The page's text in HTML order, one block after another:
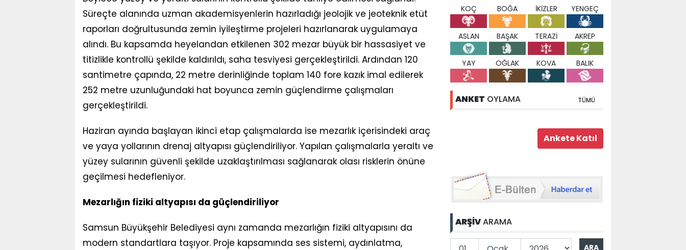
Süreçte alanında uzman akademisyenlerin hazırladığı jeolojik ve jeoteknik etüt
raporları doğrultusunda zemin iyileştirme projeleri hazırlanarak uygulamaya
alındı. Bu kapsamda heyelandan etkilenen 302 mezar büyük bir hassasiyet ve
titizlikle kontrollü şekilde kaldırıldı, saha tesviyesi gerçekleştirildi. Ardından 120
santimetre çapında, 22 metre derinliğinde toplam 140 fore kazık imal edilerek
252 metre uzunluğundaki hat boyunca zemin güçlendirme çalışmaları
gerçekleştirildi.
Haziran ayında başlayan ikinci etap çalışmalarda ise mezarlık içerisindeki araç
ve yaya yollarının drenaj altyapısı güçlendiriliyor. Yapılan çalışmalarla yeraltı ve
yüzey sularının güvenli şekilde uzaklaştırılması sağlanarak olası risklerin önüne
geçilmesi hedefleniyor.
Mezarlığın fiziki altyapısı da güçlendiriliyor
Samsun Büyükşehir Belediyesi aynı zamanda mezarlığın fiziki altyapısını da
modern standartlara taşıyor. Proje kapsamında ses sistemi, aydınlatma,
KOÇ BOĞA İKİZLER YENGEÇ
ASLAN BAŞAK TERAZİ AKREP
YAY OĞLAK KOVA BALIK
ANKET OYLAMA TÜMÜ
ARŞİVARAMA